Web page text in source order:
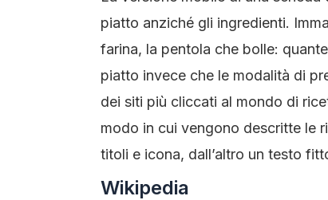
piatto anziché gli ingredienti.
farina, la pentola che bolle:
piatto invece che le modalità di
dei siti più cliccati al mondo di
modo in cui vengono descritte le
titoli e icona, dall’altro un testo
Wikipedia